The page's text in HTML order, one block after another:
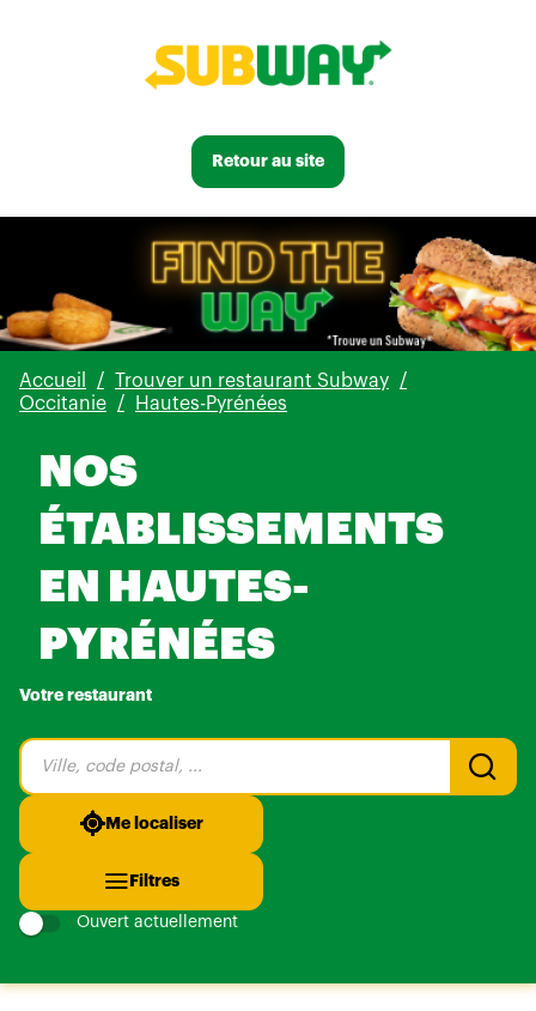
Retour au site
Accueil
Trouver un restaurant Subway
Occitanie
Hautes-Pyrénées
NOS
ÉTABLISSEMENTS
EN HAUTES-
PYRÉNÉES
Votre restaurant
Veuillez
renseigner
une
adresse
Me localiser
Filtres
Ouvert actuellement